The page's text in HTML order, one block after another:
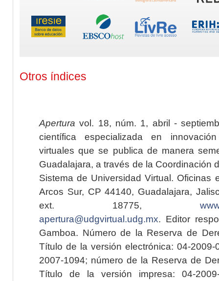
Otros índices
Apertura vol. 18, núm. 1, abril -
científica especializada en
virtuales que se publica de manera
Guadalajara, a través de la Coordinación
Sistema de Universidad Virtual. Oficinas
Arcos Sur, CP 44140, Guadalajara,
ext. 18775,
apertura@udgvirtual.udg.mx. Editor
Gamboa. Número de la Reserva de
Título de la versión electrónica: 04-2009-
2007-1094; número de la Reserva de
Título de la versión impresa: 04-2009-